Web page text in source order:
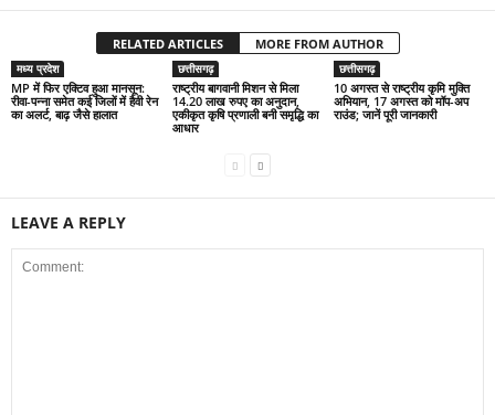
RELATED ARTICLES MORE FROM AUTHOR
मध्य प्रदेश
MP में फिर एक्टिव हुआ मानसून:
रीवा-पन्ना समेत कई जिलों में हैवी रेन
का अलर्ट, बाढ़ जैसे हालात
छत्तीसगढ़
राष्ट्रीय बागवानी मिशन से मिला
14.20 लाख रुपए का अनुदान,
एकीकृत कृषि प्रणाली बनी समृद्धि का
आधार
छत्तीसगढ़
10 अगस्त से राष्ट्रीय कृमि मुक्ति
अभियान, 17 अगस्त को मॉप-अप
राउंड; जानें पूरी जानकारी
LEAVE A REPLY